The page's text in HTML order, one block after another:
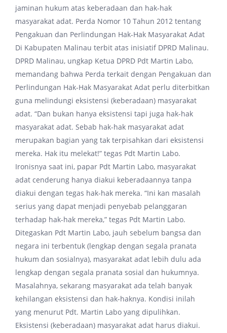
jaminan hukum atas keberadaan dan hak-hak
masyarakat adat. Perda Nomor 10 Tahun 2012 tentang
Pengakuan dan Perlindungan Hak-Hak Masyarakat Adat
Di Kabupaten Malinau terbit atas inisiatif DPRD Malinau.
DPRD Malinau, ungkap Ketua DPRD Pdt Martin Labo,
memandang bahwa Perda terkait dengan Pengakuan dan
Perlindungan Hak-Hak Masyarakat Adat perlu diterbitkan
guna melindungi eksistensi (keberadaan) masyarakat
adat. “Dan bukan hanya eksistensi tapi juga hak-hak
masyarakat adat. Sebab hak-hak masyarakat adat
merupakan bagian yang tak terpisahkan dari eksistensi
mereka. Hak itu melekat!” tegas Pdt Martin Labo.
Ironisnya saat ini, papar Pdt Martin Labo, masyarakat
adat cenderung hanya diakui keberadaannya tanpa
diakui dengan tegas hak-hak mereka. “Ini kan masalah
serius yang dapat menjadi penyebab pelanggaran
terhadap hak-hak mereka,” tegas Pdt Martin Labo.
Ditegaskan Pdt Martin Labo, jauh sebelum bangsa dan
negara ini terbentuk (lengkap dengan segala pranata
hukum dan sosialnya), masyarakat adat lebih dulu ada
lengkap dengan segala pranata sosial dan hukumnya.
Masalahnya, sekarang masyarakat ada telah banyak
kehilangan eksistensi dan hak-haknya. Kondisi inilah
yang menurut Pdt. Martin Labo yang dipulihkan.
Eksistensi (keberadaan) masyarakat adat harus diakui.